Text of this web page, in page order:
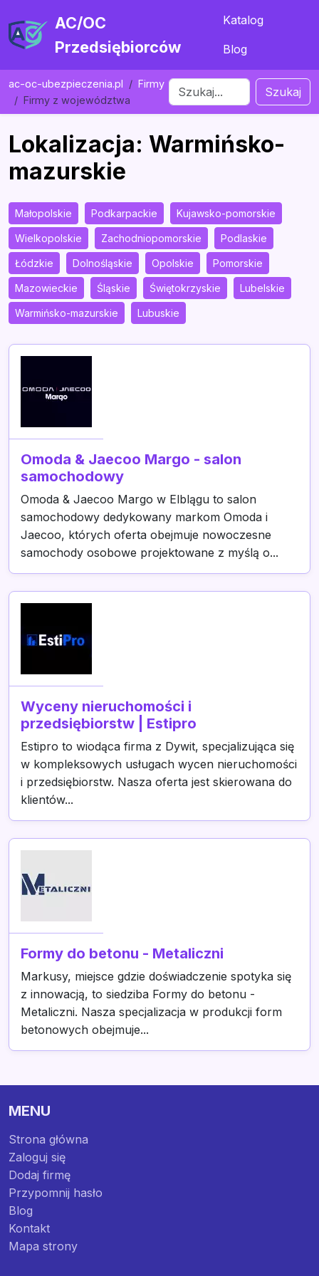
AC/OC
Przedsiębiorców
Katalog
Blog
ac-oc-ubezpieczenia.pl
Firmy
Firmy z województwa
Szukaj
Lokalizacja: Warmińsko-
mazurskie
Małopolskie Podkarpackie Kujawsko-pomorskie
Wielkopolskie Zachodniopomorskie Podlaskie
Łódzkie Dolnośląskie Opolskie Pomorskie
Mazowieckie Śląskie Świętokrzyskie Lubelskie
Warmińsko-mazurskie Lubuskie
Omoda & Jaecoo Margo - salon
samochodowy
Omoda & Jaecoo Margo w Elblągu to salon
samochodowy dedykowany markom Omoda i
Jaecoo, których oferta obejmuje nowoczesne
samochody osobowe projektowane z myślą o...
Wyceny nieruchomości i
przedsiębiorstw | Estipro
Estipro to wiodąca firma z Dywit, specjalizująca się
w kompleksowych usługach wycen nieruchomości
i przedsiębiorstw. Nasza oferta jest skierowana do
klientów...
Formy do betonu - Metaliczni
Markusy, miejsce gdzie doświadczenie spotyka się
z innowacją, to siedziba Formy do betonu -
Metaliczni. Nasza specjalizacja w produkcji form
betonowych obejmuje...
MENU
Strona główna
Zaloguj się
Dodaj firmę
Przypomnij hasło
Blog
Kontakt
Mapa strony